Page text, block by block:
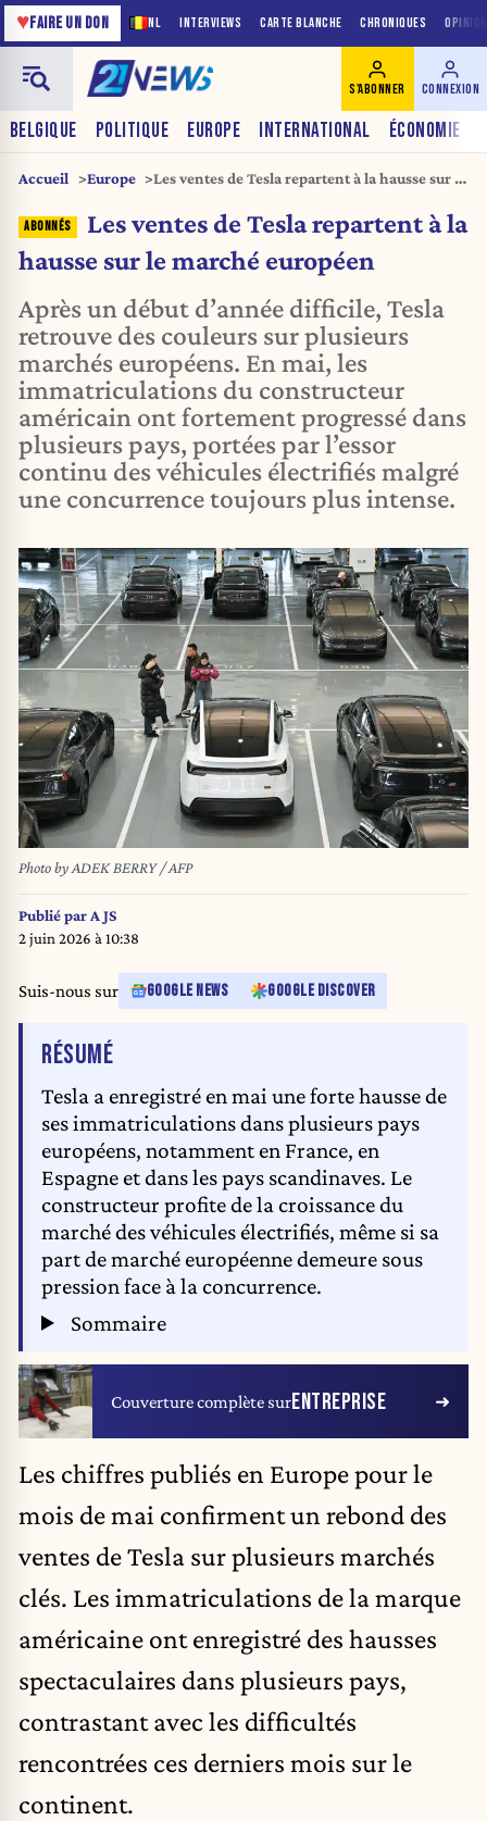
NL INTERVIEWS CARTE BLANCHE CHRONIQUES
♥FAIRE UN DON
BELGIQUE POLITIQUE EUROPE INTERNATIONAL ÉCONOMIE
S'ABONNER CONNEXION
Accueil Europe
Les ventes de Tesla repartent à la hausse sur le
Les ventes de Tesla repartent à la
hausse sur le marché européen
Après un début d’année difficile, Tesla
retrouve des couleurs sur plusieurs
marchés européens. En mai, les
immatriculations du constructeur
américain ont fortement progressé dans
plusieurs pays, portées par l’essor
continu des véhicules électrifiés malgré
une concurrence toujours plus intense.
Photo by ADEK BERRY / AFP
Publié par A JS
2 juin 2026 à 10:38
Suis-nous sur GOOGLE NEWS GOOGLE DISCOVER
RÉSUMÉDE L'ARTICLE
Tesla a enregistré en mai une forte hausse de
ses immatriculations dans plusieurs pays
européens, notamment en France, en
Espagne et dans les pays scandinaves. Le
constructeur profite de la croissance du
marché des véhicules électrifiés, même si sa
part de marché européenne demeure sous
pression face à la concurrence.
Sommaire
Couverture complète surENTREPRISE
Les chiffres publiés en Europe pour le
mois de mai confirment un rebond des
ventes de Tesla sur plusieurs marchés
clés. Les immatriculations de la marque
américaine ont enregistré des hausses
spectaculaires dans plusieurs pays,
contrastant avec les difficultés
rencontrées ces derniers mois sur le
continent.